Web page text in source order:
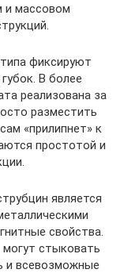
и массовом
фиксируют
В более
реализована за
разместить
«прилипнет» к
простотой и
является
свойства.
стыковать
и всевозможные